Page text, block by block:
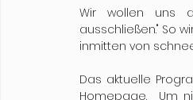
Wir wollen uns
ausschließen." So
inmitten von
Das aktuelle
Homepage.  Um